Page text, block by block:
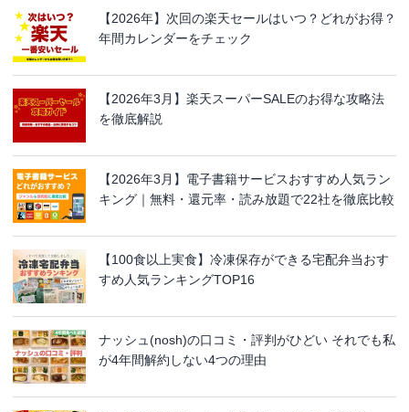
【2026年】次回の楽天セールはいつ？どれがお得？
年間カレンダーをチェック
【2026年3月】楽天スーパーSALEのお得な攻略法
を徹底解説
【2026年3月】電子書籍サービスおすすめ人気ラン
キング｜無料・還元率・読み放題で22社を徹底比較
【100食以上実食】冷凍保存ができる宅配弁当おす
すめ人気ランキングTOP16
ナッシュ(nosh)の口コミ・評判がひどい それでも私
が4年間解約しない4つの理由